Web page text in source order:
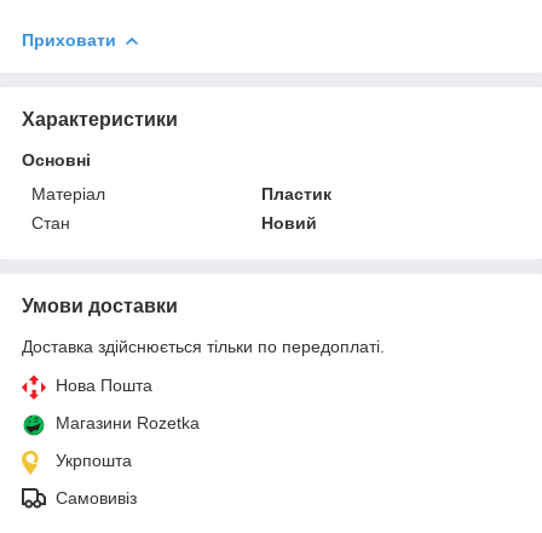
Приховати
Характеристики
Основні
Матеріал
Пластик
Стан
Новий
Умови доставки
Доставка здійснюється тільки по передоплаті.
Нова Пошта
Магазини Rozetka
Укрпошта
Самовивіз